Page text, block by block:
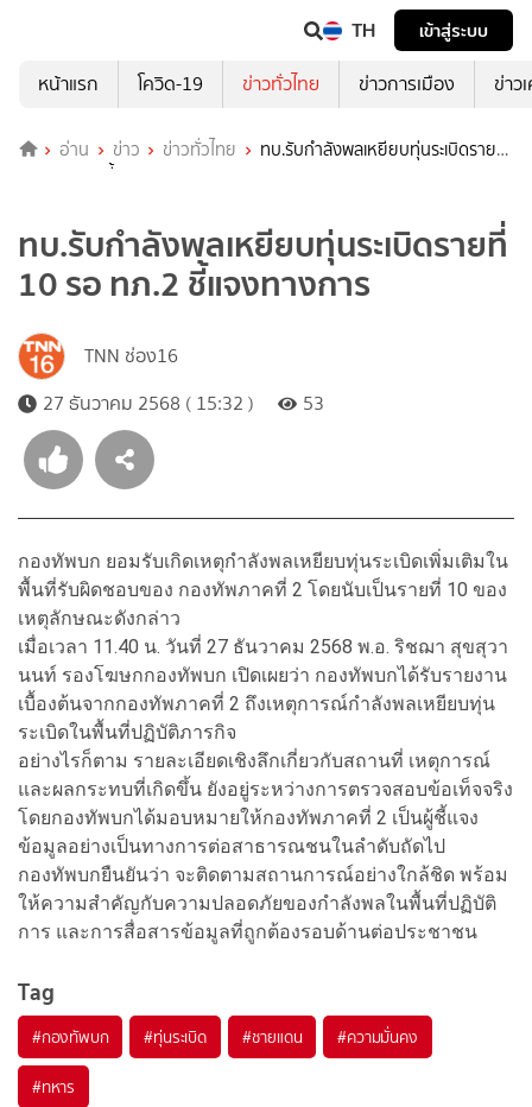
TH
เข้าสู่ระบบ
หน้าแรก
โควิด-19 ข่าวทั่วไทย ข่าวการเมือง ข่าว
อ่าน ข่าว ข่าวทั่วไทย
ทบ.รับกำลังพลเหยียบทุ่นระเบิดรายที่
10 รอ ทภ.2 ชี้แจงทางการ
ทบ.รับกำลังพลเหยียบทุ่นระเบิดรายที่
10 รอ ทภ.2 ชี้แจงทางการ
TNN ช่อง16
27 ธันวาคม 2568 ( 15:32 )
53
กองทัพบก ยอมรับเกิดเหตุกำลังพลเหยียบทุ่นระเบิดเพิ่มเติมใน
พื้นที่รับผิดชอบของ กองทัพภาคที่ 2 โดยนับเป็นรายที่ 10 ของ
เหตุลักษณะดังกล่าว
เมื่อเวลา 11.40 น. วันที่ 27 ธันวาคม 2568 พ.อ. ริชฌา สุขสุวา
นนท์ รองโฆษกกองทัพบก เปิดเผยว่า กองทัพบกได้รับรายงาน
เบื้องต้นจากกองทัพภาคที่ 2 ถึงเหตุการณ์กำลังพลเหยียบทุ่น
ระเบิดในพื้นที่ปฏิบัติภารกิจ
อย่างไรก็ตาม รายละเอียดเชิงลึกเกี่ยวกับสถานที่ เหตุการณ์
และผลกระทบที่เกิดขึ้น ยังอยู่ระหว่างการตรวจสอบข้อเท็จจริง
โดยกองทัพบกได้มอบหมายให้กองทัพภาคที่ 2 เป็นผู้ชี้แจง
ข้อมูลอย่างเป็นทางการต่อสาธารณชนในลำดับถัดไป
กองทัพบกยืนยันว่า จะติดตามสถานการณ์อย่างใกล้ชิด พร้อม
ให้ความสำคัญกับความปลอดภัยของกำลังพลในพื้นที่ปฏิบัติ
การ และการสื่อสารข้อมูลที่ถูกต้องรอบด้านต่อประชาชน
Tag
#กองทัพบก #ทุ่นระเบิด #ชายแดน #ความมั่นคง
#ทหาร